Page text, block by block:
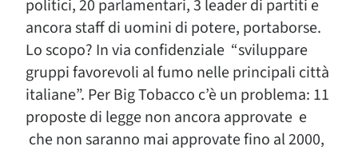
politici, 20 parlamentari, 3 leader di partiti e
ancora staff di uomini di potere, portaborse.
Lo scopo? In via confidenziale “sviluppare
gruppi favorevoli al fumo nelle principali città
italiane”. Per Big Tobacco c’è un problema: 11
proposte di legge non ancora approvate e
che non saranno mai approvate fino al 2000,